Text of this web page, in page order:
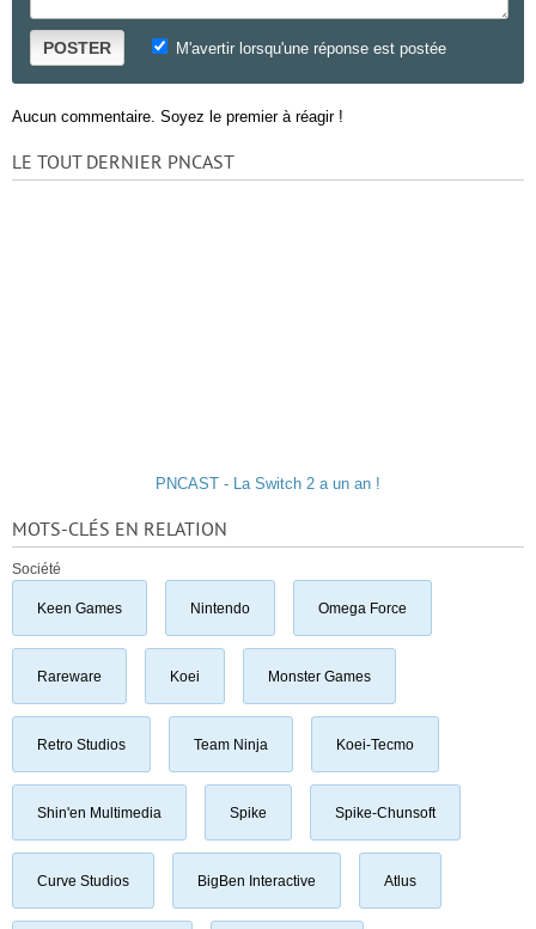
POSTER M'avertir lorsqu'une réponse est postée
Aucun commentaire. Soyez le premier à réagir !
LE TOUT DERNIER PNCAST
PNCAST - La Switch 2 a un an !
MOTS-CLÉS EN RELATION
Société
Keen Games Nintendo Omega Force
Rareware Koei Monster Games
Retro Studios Team Ninja Koei-Tecmo
Shin'en Multimedia Spike Spike-Chunsoft
Curve Studios BigBen Interactive Atlus